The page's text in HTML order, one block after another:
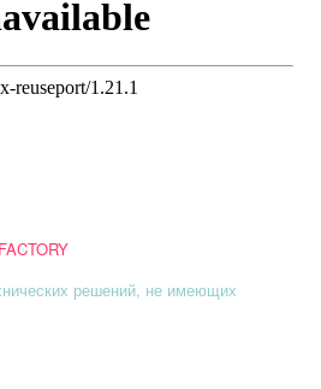
решений, не имеющих